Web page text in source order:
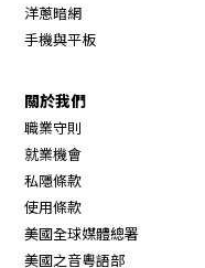
洋蔥暗網
手機與平板
關於我們
職業守則
就業機會
私隱條款
使用條款
美國全球媒體總署
美國之音粵語部